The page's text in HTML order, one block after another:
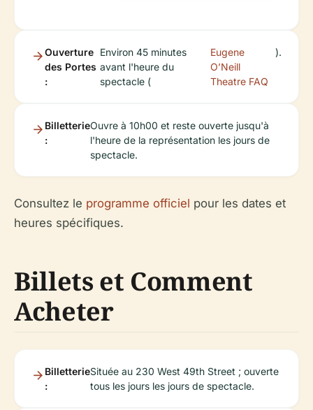
Ouverture
des Portes
:
Environ 45 minutes
avant l'heure du
spectacle (
Eugene
O’Neill
Theatre FAQ
).
Billetterie
:
Ouvre à 10h00 et reste ouverte jusqu'à
l'heure de la représentation les jours de
spectacle.
Consultez le programme officiel pour les dates et
heures spécifiques.
Billets et Comment
Acheter
Billetterie
:
Située au 230 West 49th Street ; ouverte
tous les jours les jours de spectacle.